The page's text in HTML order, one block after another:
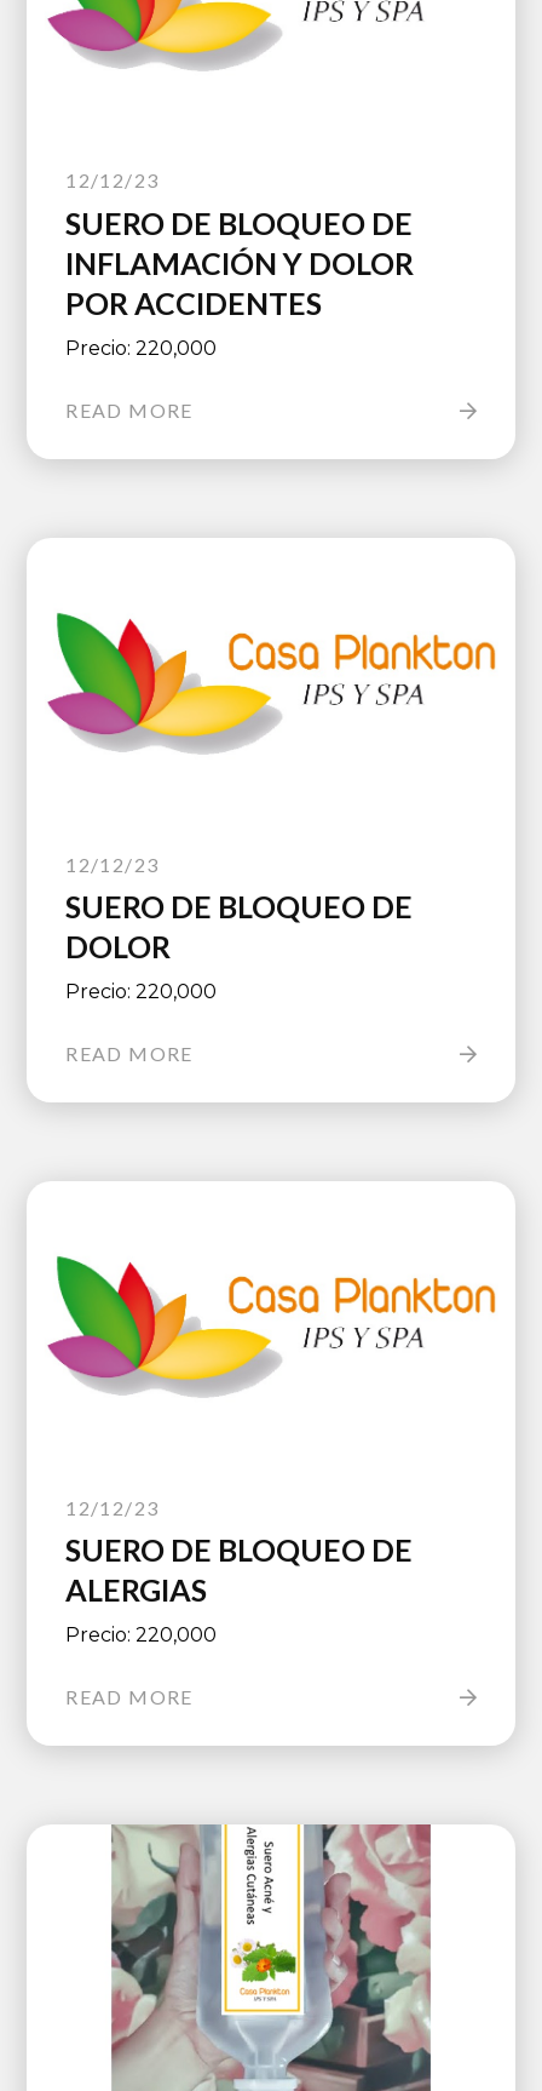
12/12/23
SUERO DE BLOQUEO DE
INFLAMACIÓN Y DOLOR
POR ACCIDENTES
Precio: 220,000
READ MORE
12/12/23
SUERO DE BLOQUEO DE
DOLOR
Precio: 220,000
READ MORE
12/12/23
SUERO DE BLOQUEO DE
ALERGIAS
Precio: 220,000
READ MORE